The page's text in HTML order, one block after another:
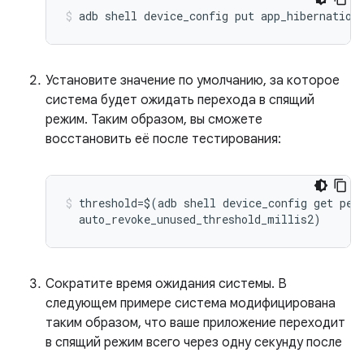
Установите значение по умолчанию, за которое
система будет ожидать перехода в спящий
режим. Таким образом, вы сможете
восстановить её после тестирования:
threshold=$(adb shell device_config get
Сократите время ожидания системы. В
следующем примере система модифицирована
таким образом, что ваше приложение переходит
в спящий режим всего через одну секунду после